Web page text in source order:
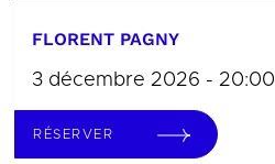
FLORENT PAGNY
3 décembre 2026 - 20:00
RÉSERVER